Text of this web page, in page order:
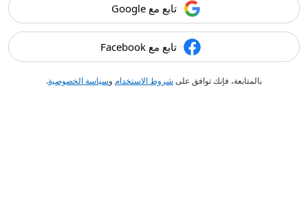
تابع مع Google
تابع مع Facebook
بالمتابعة، فإنك توافق على شروط الاستخدام وسياسة الخصوصية.